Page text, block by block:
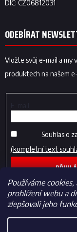
Používáme
prohlížení webu a
zlepšovali jeho
ODEBÍRAT
Vložte svůj e-mail a my
produktech na našem
Souhlas o
(kompletní text